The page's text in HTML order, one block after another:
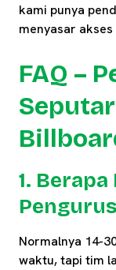
kami punya
menyasar
FAQ –
1.
Normalnya 14-
waktu, tapi tim